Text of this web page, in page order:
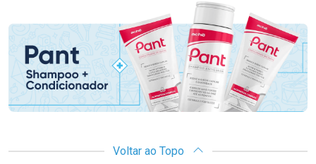
Promoção em Destaque
Voltar ao Topo